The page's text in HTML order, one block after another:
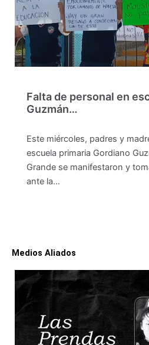
Falta de personal en
Guzmán…
Este miércoles, padres y
escuela primaria Gordiano
Grande se manifestaron y
ante la…
Medios Aliados